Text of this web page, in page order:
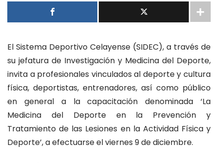
El Sistema Deportivo Celayense (SIDEC), a través de
su jefatura de Investigación y Medicina del Deporte,
invita a profesionales vinculados al deporte y cultura
física, deportistas, entrenadores, así como público
en general a la capacitación denominada ‘La
Medicina del Deporte en la Prevención y
Tratamiento de las Lesiones en la Actividad Física y
Deporte’, a efectuarse el viernes 9 de diciembre.